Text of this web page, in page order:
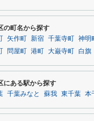
の町名から探す
矢作町 新宿 千葉寺町 神明町
問屋町 港町 大巌寺町 白旗
にある駅から探す
千葉みなと 蘇我 東千葉 本